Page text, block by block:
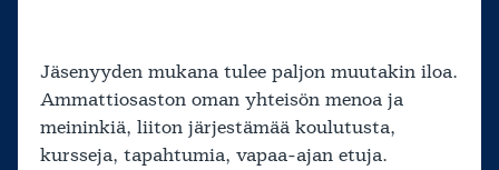
Jäsenyyden mukana tulee paljon muutakin iloa.
Ammattiosaston oman yhteisön menoa ja
meininkiä, liiton järjestämää koulutusta,
kursseja, tapahtumia, vapaa-ajan etuja.